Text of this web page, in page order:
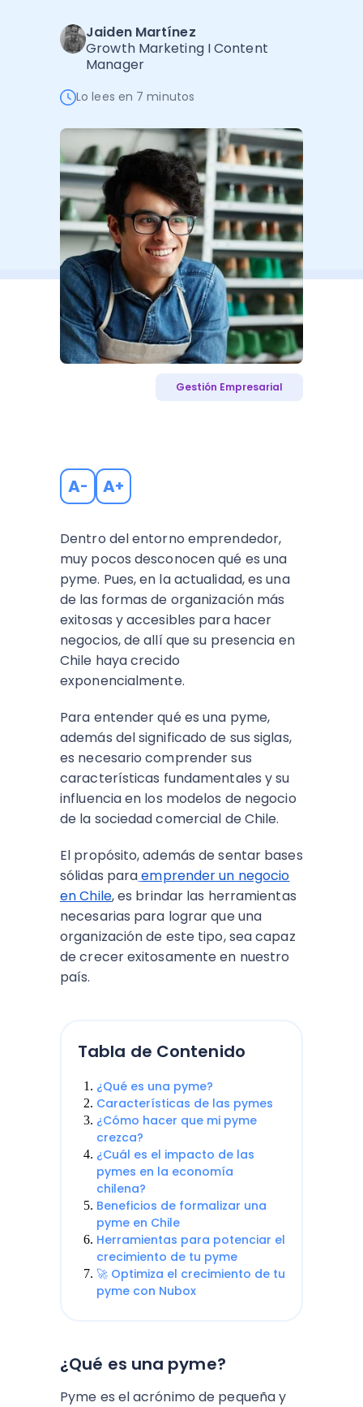
Administración Empresarial
Software Factura y Administración
Jaiden Martínez
Growth Marketing I Content
Manager
Lo lees en 7 minutos
Gestión Empresarial
A- A+
Dentro del entorno emprendedor,
muy pocos desconocen qué es una
pyme. Pues, en la actualidad, es una
de las formas de organización más
exitosas y accesibles para hacer
negocios, de allí que su presencia en
Chile haya crecido
exponencialmente.
Para entender qué es una pyme,
además del significado de sus siglas,
es necesario comprender sus
características fundamentales y su
influencia en los modelos de negocio
de la sociedad comercial de Chile.
El propósito, además de sentar bases
sólidas paraemprender un negocio
en Chile, es brindar las herramientas
necesarias para lograr que una
organización de este tipo, sea capaz
de crecer exitosamente en nuestro
país.
Tabla de Contenido
¿Qué es una pyme?
Características de las pymes
¿Cómo hacer que mi pyme
crezca?
¿Cuál es el impacto de las
pymes en la economía
chilena?
Beneficios de formalizar una
pyme en Chile
Herramientas para potenciar el
crecimiento de tu pyme
🚀 Optimiza el crecimiento de tu
pyme con Nubox
¿Qué es una pyme?
Pyme es el acrónimo de pequeña y